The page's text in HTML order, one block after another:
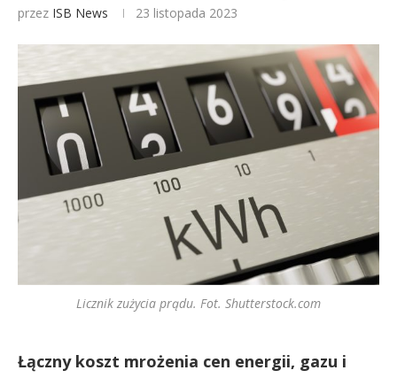
przez ISB News 23 listopada 2023
Licznik zużycia prądu. Fot. Shutterstock.com
Łączny koszt mrożenia cen energii, gazu i